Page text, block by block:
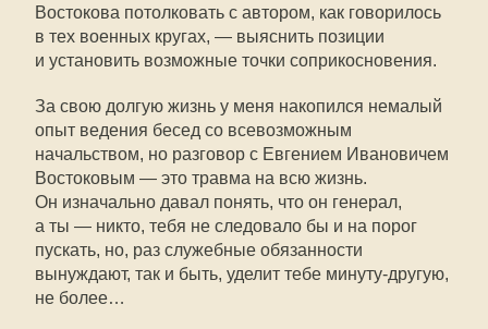
Востокова потолковать с автором, как говорилось
в тех военных кругах, — выяснить позиции
и установить возможные точки соприкосновения.
За свою долгую жизнь у меня накопился немалый
опыт ведения бесед со всевозможным
начальством, но разговор с Евгением Ивановичем
Востоковым — это травма на всю жизнь.
Он изначально давал понять, что он генерал,
а ты — никто, тебя не следовало бы и на порог
пускать, но, раз служебные обязанности
вынуждают, так и быть, уделит тебе минуту-другую,
не более…